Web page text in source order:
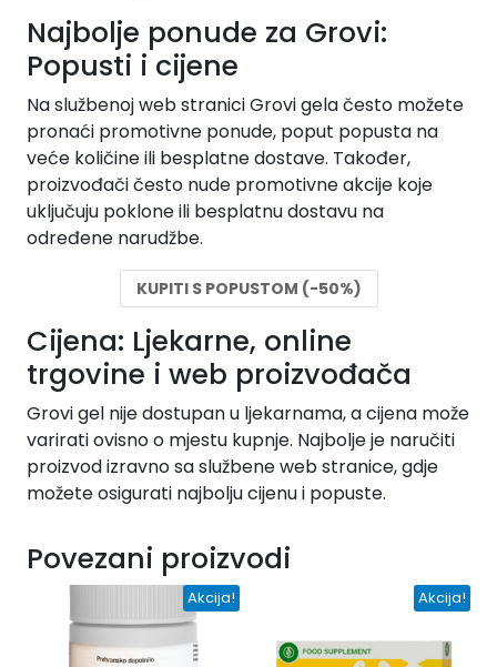
Najbolje ponude za Grovi:
Popusti i cijene
Na službenoj web stranici Grovi gela često možete
pronaći promotivne ponude, poput popusta na
veće količine ili besplatne dostave. Također,
proizvođači često nude promotivne akcije koje
uključuju poklone ili besplatnu dostavu na
određene narudžbe.
KUPITI S POPUSTOM (-50%)
Cijena: Ljekarne, online
trgovine i web proizvođača
Grovi gel nije dostupan u ljekarnama, a cijena može
varirati ovisno o mjestu kupnje. Najbolje je naručiti
proizvod izravno sa službene web stranice, gdje
možete osigurati najbolju cijenu i popuste.
Povezani proizvodi
Akcija! Akcija!